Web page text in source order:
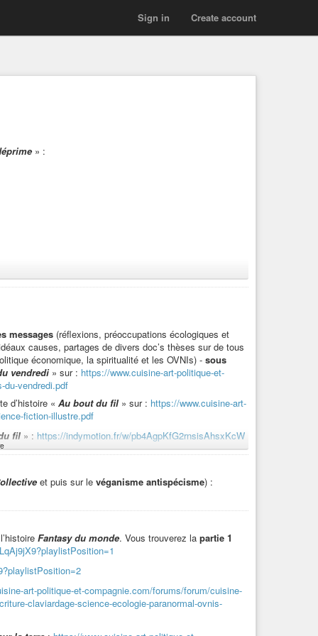
Create account
Sign in
» :
» :
indymotion.fr/w/hYQScE5P55dyM9fmBWXB9Z
en toutes saisons.
https://indymotion.fr/w/gTdLPmDHDMvhK1Ab6hRSdS
» titré «Dangers caniculaires» :
messages (réflexions, préoccupations écologiques et
causes, partages de divers doc’s thèses sur de tous
économique, la spiritualité et les OVNIs) - sous
vendredi » sur : https://www.cuisine-art-politique-et-
du-vendredi.pdf
d’histoire « Au bout du fil » sur : https://www.cuisine-art-
fiction-illustre.pdf
fil » : https://indymotion.fr/w/pb4AgpKfG2rnsisAhsxKcW
d’histoire dont est extrait «Au bout du fil» :
fil»:
et puis sur le véganisme antispécisme) :
Fantasy du monde. Vous trouverez la partie 1
art-politique-et-compagnie.com/forums/forum/cuisine-
claviardage-science-ecologie-paranormal-ovnis-